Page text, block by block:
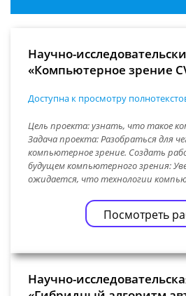
Научно-
«Компьютерное зрение
Доступна к просмотру
Цель проекта: узнать, что такое
Задача проекта: Разобраться для
компьютерное зрение. Создать
будущем компьютерного зрения:
ожидается, что технологии
Посмотреть
Научно-